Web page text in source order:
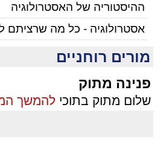
ההיסטוריה של האסטרולוגיה
אסטרולוגיה - כל מה שרציתם
מורים רוחניים
פנינה מתוק
שלום מתוק בתוכי להמשך